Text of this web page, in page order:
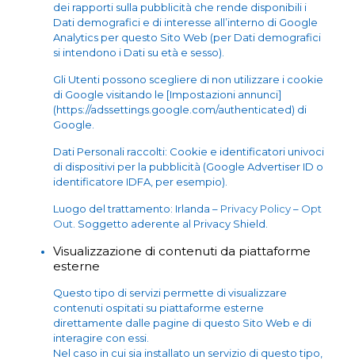
dei rapporti sulla pubblicità che rende disponibili i
Dati demografici e di interesse all’interno di Google
Analytics per questo Sito Web (per Dati demografici
si intendono i Dati su età e sesso).
Gli Utenti possono scegliere di non utilizzare i cookie
di Google visitando le [Impostazioni annunci]
(https://adssettings.google.com/authenticated) di
Google.
Dati Personali raccolti: Cookie e identificatori univoci
di dispositivi per la pubblicità (Google Advertiser ID o
identificatore IDFA, per esempio).
Luogo del trattamento: Irlanda – Privacy Policy– Opt
Out . Soggetto aderente al Privacy Shield.
Visualizzazione di contenuti da piattaforme
esterne
Questo tipo di servizi permette di visualizzare
contenuti ospitati su piattaforme esterne
direttamente dalle pagine di questo Sito Web e di
interagire con essi.
Nel caso in cui sia installato un servizio di questo tipo,